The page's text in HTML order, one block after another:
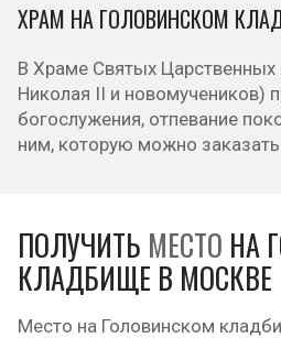
ХРАМ НА ГОЛОВИНСКОМ
В Храме Святых
Николая II и новомучеников)
богослужения, отпевание
ним, которую можно заказать
ПОЛУЧИТЬ МЕСТО НА
КЛАДБИЩЕ В МОСКВЕ
Место на Головинском